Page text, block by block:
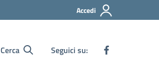
Accedi
Cerca Seguici su: